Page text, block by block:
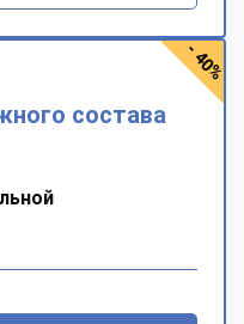
состава
- 40%